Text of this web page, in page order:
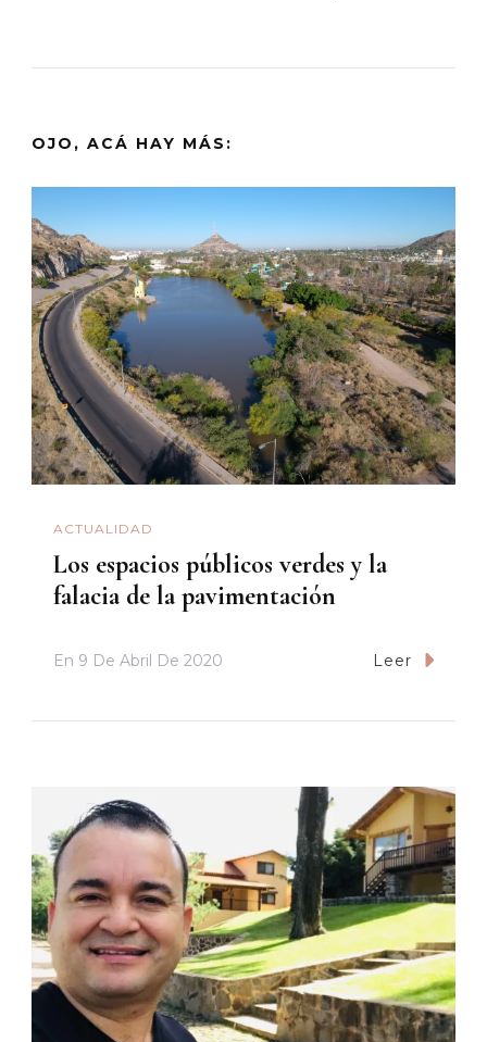
OJO, ACÁ HAY MÁS:
ACTUALIDAD
Los espacios públicos verdes y la
falacia de la pavimentación
En 9 De Abril De 2020 Leer